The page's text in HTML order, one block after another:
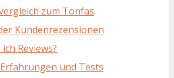
zum Tonfas
Kundenrezensionen
Reviews?
und Tests